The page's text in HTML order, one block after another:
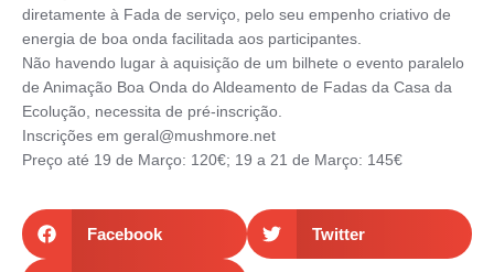
diretamente à Fada de serviço, pelo seu empenho criativo de
energia de boa onda facilitada aos participantes.
Não havendo lugar à aquisição de um bilhete o evento paralelo
de Animação Boa Onda do Aldeamento de Fadas da Casa da
Ecolução, necessita de pré-inscrição.
Inscrições em geral@mushmore.net
Preço até 19 de Março: 120€; 19 a 21 de Março: 145€
Facebook Twitter